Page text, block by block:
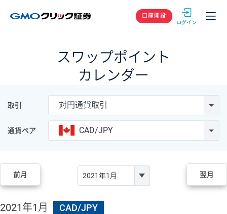
GMOクリック
口座開設
スワップポイント
カレンダー
取引 対円通貨取引
通貨ペア CAD/JPY
前月 翌月
2021年1月 CAD/JPY